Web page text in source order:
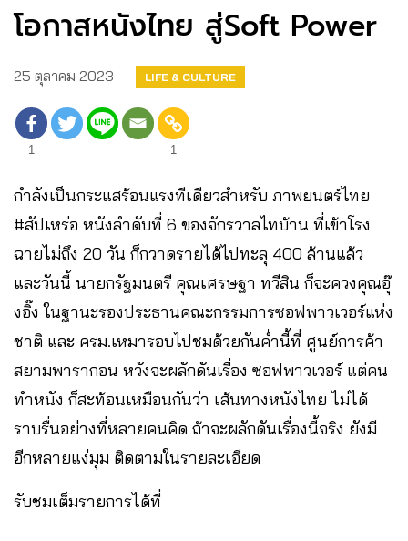
โอกาสหนังไทย สู่Soft Power
25 ตุลาคม 2023 LIFE & CULTURE
1 1
กำลังเป็นกระแสร้อนแรงทีเดียวสำหรับ ภาพยนตร์ไทย
#สัปเหร่อ หนังลำดับที่ 6 ของจักรวาลไทบ้าน ที่เข้าโรง
ฉายไม่ถึง 20 วัน ก็กวาดรายได้ไปทะลุ 400 ล้านแล้ว
และวันนี้ นายกรัฐมนตรี คุณเศรษฐา ทวีสิน ก็จะควงคุณอุ๊
งอิ๊ง ในฐานะรองประธานคณะกรรมการซอฟพาวเวอร์แห่ง
ชาติ และ ครม.เหมารอบไปชมด้วยกันค่ำนี้ที่ ศูนย์การค้า
สยามพารากอน หวังจะผลักดันเรื่อง ซอฟพาวเวอร์ แต่คน
ทำหนัง ก็สะท้อนเหมือนกันว่า เส้นทางหนังไทย ไม่ได้
ราบรื่นอย่างที่หลายคนคิด ถ้าจะผลักดันเรื่องนี้จริง ยังมี
อีกหลายแง่มุม ติดตามในรายละเอียด
รับชมเต็มรายการได้ที่